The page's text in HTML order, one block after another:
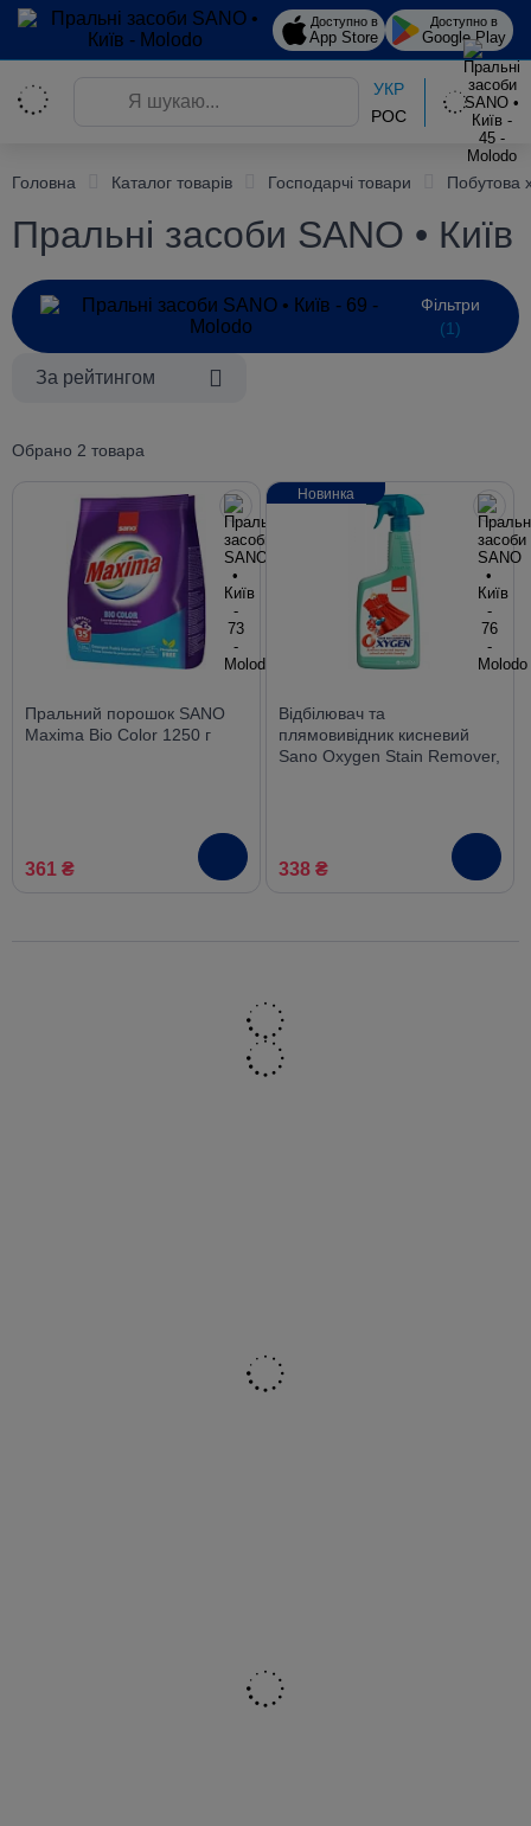
Доступно в
App Store
Доступно в
Google Play
УКР
РОС
Головна Каталог товарів Господарчі товари Побутова
Пральні засоби SANO • Київ
Фільтри
(1)
За рейтингом
Обрано 2 товара
Пральний порошок SANO
Maxima Bio Color 1250 г
361 ₴
Відбілювач та
плямовивідник кисневий
Sano Oxygen Stain Remover,
338 ₴
Новинка